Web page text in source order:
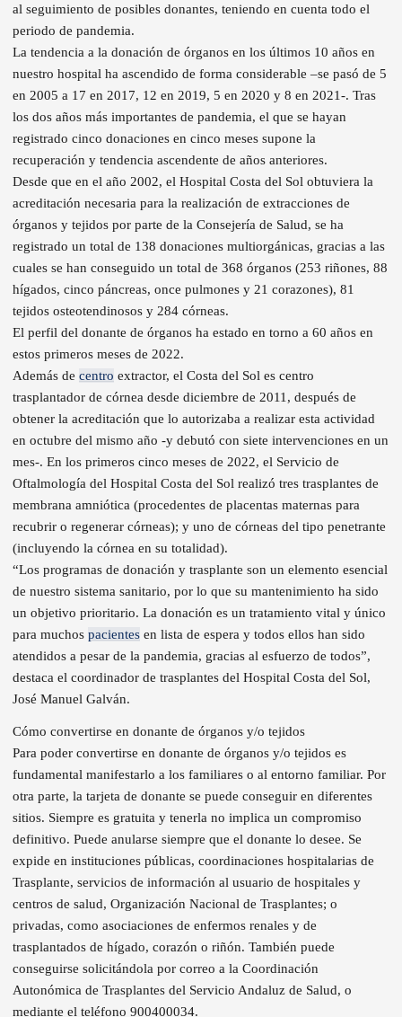
al seguimiento de posibles donantes, teniendo en cuenta todo el
periodo de pandemia.
La tendencia a la donación de órganos en los últimos 10 años en
nuestro hospital ha ascendido de forma considerable –se pasó de 5
en 2005 a 17 en 2017, 12 en 2019, 5 en 2020 y 8 en 2021-. Tras
los dos años más importantes de pandemia, el que se hayan
registrado cinco donaciones en cinco meses supone la
recuperación y tendencia ascendente de años anteriores.
Desde que en el año 2002, el Hospital Costa del Sol obtuviera la
acreditación necesaria para la realización de extracciones de
órganos y tejidos por parte de la Consejería de Salud, se ha
registrado un total de 138 donaciones multiorgánicas, gracias a las
cuales se han conseguido un total de 368 órganos (253 riñones, 88
hígados, cinco páncreas, once pulmones y 21 corazones), 81
tejidos osteotendinosos y 284 córneas.
El perfil del donante de órganos ha estado en torno a 60 años en
estos primeros meses de 2022.
Además de centro extractor, el Costa del Sol es centro
trasplantador de córnea desde diciembre de 2011, después de
obtener la acreditación que lo autorizaba a realizar esta actividad
en octubre del mismo año -y debutó con siete intervenciones en un
mes-. En los primeros cinco meses de 2022, el Servicio de
Oftalmología del Hospital Costa del Sol realizó tres trasplantes de
membrana amniótica (procedentes de placentas maternas para
recubrir o regenerar córneas); y uno de córneas del tipo penetrante
(incluyendo la córnea en su totalidad).
“Los programas de donación y trasplante son un elemento esencial
de nuestro sistema sanitario, por lo que su mantenimiento ha sido
un objetivo prioritario. La donación es un tratamiento vital y único
para muchos pacientes en lista de espera y todos ellos han sido
atendidos a pesar de la pandemia, gracias al esfuerzo de todos”,
destaca el coordinador de trasplantes del Hospital Costa del Sol,
José Manuel Galván.
Cómo convertirse en donante de órganos y/o tejidos
Para poder convertirse en donante de órganos y/o tejidos es
fundamental manifestarlo a los familiares o al entorno familiar. Por
otra parte, la tarjeta de donante se puede conseguir en diferentes
sitios. Siempre es gratuita y tenerla no implica un compromiso
definitivo. Puede anularse siempre que el donante lo desee. Se
expide en instituciones públicas, coordinaciones hospitalarias de
Trasplante, servicios de información al usuario de hospitales y
centros de salud, Organización Nacional de Trasplantes; o
privadas, como asociaciones de enfermos renales y de
trasplantados de hígado, corazón o riñón. También puede
conseguirse solicitándola por correo a la Coordinación
Autonómica de Trasplantes del Servicio Andaluz de Salud, o
mediante el teléfono 900400034.